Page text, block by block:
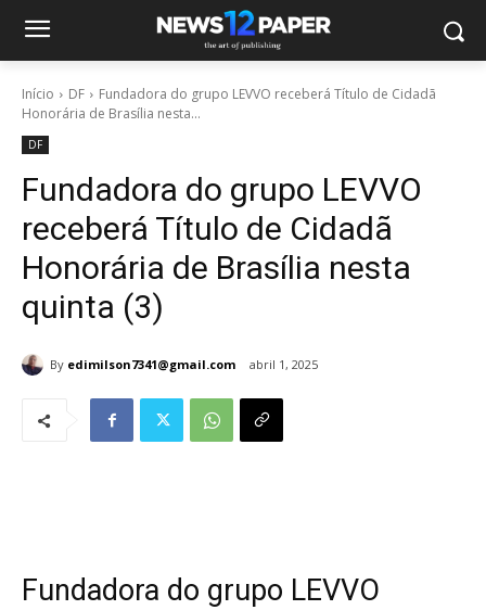
Início DF
Fundadora do grupo LEVVO receberá Título de Cidadã
Honorária de Brasília nesta...
DF
Fundadora do grupo LEVVO
receberá Título de Cidadã
Honorária de Brasília nesta
quinta (3)
By edimilson7341@gmail.com abril 1, 2025
Fundadora do grupo LEVVO